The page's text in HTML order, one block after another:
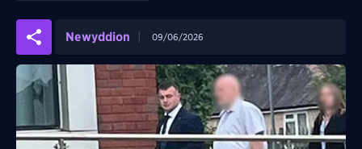
Newyddion 09/06/2026